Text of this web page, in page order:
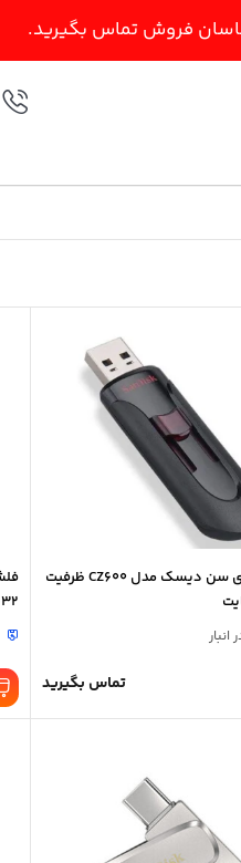
فروش تماس بگیرید.
فلش مموری سن دیسک مدل CZ600 ظرفیت
تماس بگیرید
32 گیگابایت